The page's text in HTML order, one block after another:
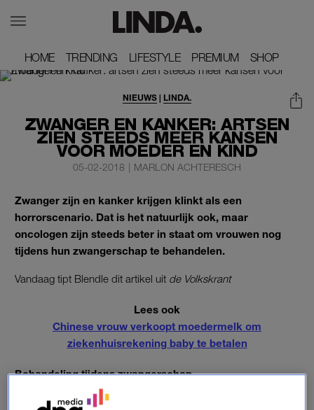
HOME
HOME TRENDING
TRENDING LIFESTYLE
LIFESTYLE PREMIUM
PREMIUM SHOP
SHOP
ZWANGER EN KANKER: ARTSEN
ZIEN STEEDS MEER KANSEN
VOOR MOEDER EN KIND
NIEUWS | LINDA.
05-02-2018 | MARLON ACHTERESCH
Zwanger zijn en kanker krijgen klinkt als een
horrorscenario. Dat is het natuurlijk ook, maar
oncologen zijn steeds beter in staat om vrouwen nog
tijdens hun zwangerschap te behandelen.
Vandaag tipt Blendle dit artikel uit de Volkskrant
Lees ook
Chinese vrouw verkoopt moedermelk om
ziekenhuisrekening baby te betalen
Behandeling tijdens zwangerschap
Het resultaat van het behandelen van de vrouwen? Het aantal
levend geboren kinderen neemt toe, het aantal